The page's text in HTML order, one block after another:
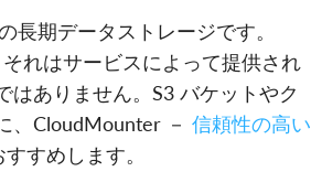
長期データストレージです。
れはサービスによって提供され
ありません。S3 バケットやク
、CloudMounter － 信頼性の高い
すめします。